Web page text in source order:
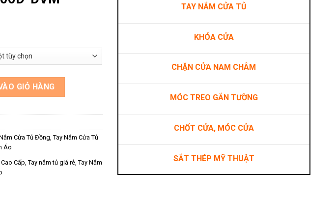
nhiều size NK406D-DVM số lượng
GIỎ HÀNG
Cửa Tủ Đồng,Tay Nắm Cửa Tủ
Áo
Cao Cấp,Tay nắm tủ giá rẻ,Tay Nắm
TAY NẮM CỬA TỦ
KHÓA CỬA
CHẶN CỬA NAM CHÂM
MÓC TREO GẮN TƯỜNG
CHỐT CỬA, MÓC CỬA
SẮT THÉP MỸ THUẬT